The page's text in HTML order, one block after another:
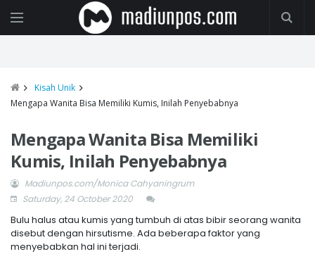
Kisah Unik
Mengapa Wanita Bisa Memiliki Kumis, Inilah Penyebabnya
Mengapa Wanita Bisa Memiliki
Kumis, Inilah Penyebabnya
Madiunpos.com/Monica Cahyaningrum
Saturday, 24 October 2020
Bulu halus atau kumis yang tumbuh di atas bibir seorang wanita
disebut dengan hirsutisme. Ada beberapa faktor yang
menyebabkan hal ini terjadi.